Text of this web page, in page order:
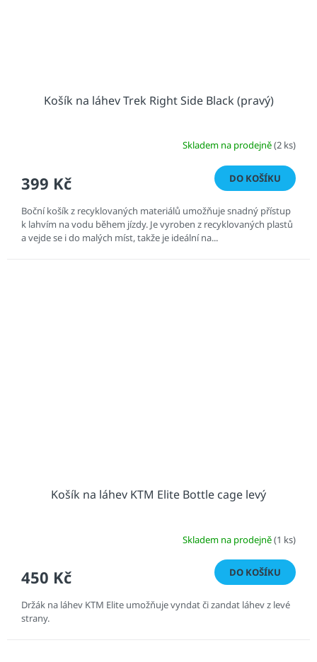
Košík na láhev Trek Right Side Black (pravý)
Skladem na prodejně(2 ks)
399 Kč DO KOŠÍKU
Boční košík z recyklovaných materiálů umožňuje snadný přístup
k lahvím na vodu během jízdy. Je vyroben z recyklovaných plastů
a vejde se i do malých míst, takže je ideální na...
Košík na láhev KTM Elite Bottle cage levý
Skladem na prodejně(1 ks)
450 Kč DO KOŠÍKU
Držák na láhev KTM Elite umožňuje vyndat či zandat láhev z levé
strany.